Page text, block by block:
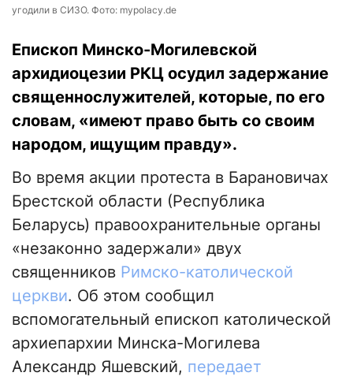
угодили в СИЗО. Фото: mypolacy.de
Епископ Минско-Могилевской
архидиоцезии РКЦ осудил задержание
священнослужителей, которые, по его
словам, «имеют право быть со своим
народом, ищущим правду».
Во время акции протеста в Барановичах
Брестской области (Республика
Беларусь) правоохранительные органы
«незаконно задержали» двух
священников Римско-католической
церкви. Об этом сообщил
вспомогательный епископ католической
архиепархии Минска-Могилева
Александр Яшевский, передает